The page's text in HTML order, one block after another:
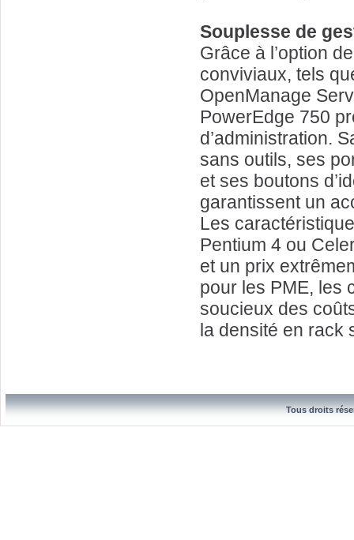
Souplesse de
Grâce à l’option
conviviaux, tels
OpenManage
PowerEdge 750
d’administration.
sans outils, ses
et ses boutons
garantissent un
Les
Pentium 4 ou
et un prix
pour les PME, les
soucieux des
la densité en rack
Tous droits